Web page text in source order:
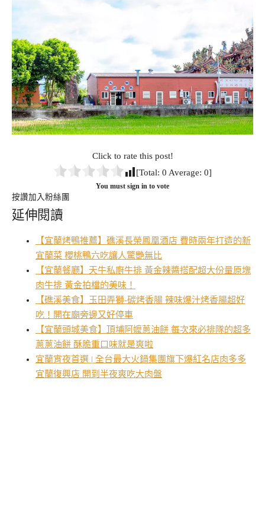
Click to rate this post!
[Total: 0 Average: 0]
You must sign in to vote
按讚加入粉絲團
延伸閱讀
【宜蘭烤鴨推薦】礁溪長榮鳳凰酒店 費時兩年打造的新
宜蘭菜 櫻桃鴨六吃讓人驚艷無比
【宜蘭餐廳】天牛私廚牛排 黃金辣醬搭配超大份量原塊
肉牛排 黃金拍檔的美味！
【礁溪美食】玉田弄獅-碳烤香腸 辣味爆汁烤香腸超好
吃！開在廟旁邊又好停車
【宜蘭頭城美食】頂埔阿嬤蔥油餅 每次來必排隊的超多
蔥蔥油餅 酥脆重口味就是爽啦
宜蘭宵夜首選 | 全台最大火鍋集團旗下爆紅名店肉多多
宜蘭復興店 開到半夜爽吃大肉盤